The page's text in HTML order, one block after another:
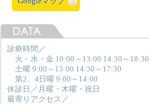
診療時間／
火・水・金 10:00～13:00 14:30～18:30
土曜 9:00～13:00 14:30～17:30
第2、4日曜 9:00～14:00
休診日／月曜・木曜・祝日
最寄りアクセス／